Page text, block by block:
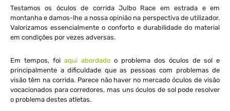
Testamos os óculos de corrida Julbo Race em estrada e em
montanha e damos-lhe a nossa opinião na perspectiva de utilizador.
Valorizamos essencialmente o conforto e durabilidade do material
em condições por vezes adversas.
Em tempos, foi aqui abordado o problema dos óculos de sol e
principalmente a dificuldade que as pessoas com problemas de
visão têm na corrida. Parece não haver no mercado óculos de visão
vocacionados para corredores, mas uns óculos de sol pode resolver
o problema destes atletas.